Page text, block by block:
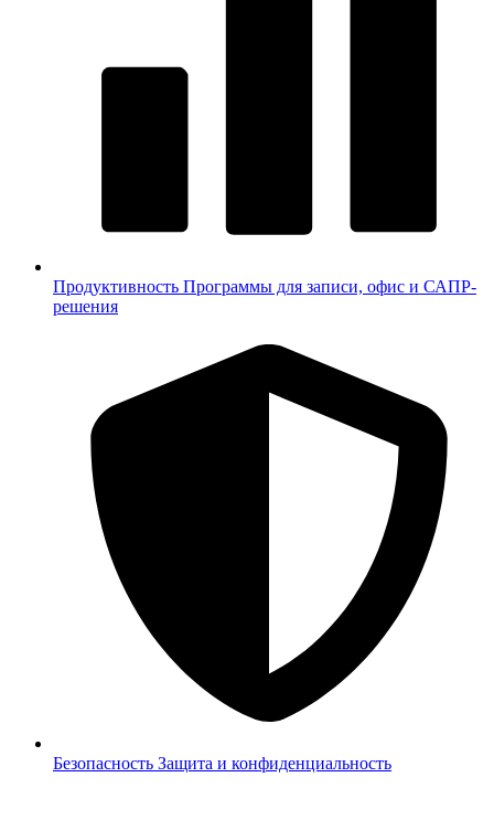
Продуктивность Программы для записи, офис и САПР-
решения
Безопасность Защита и конфиденциальность